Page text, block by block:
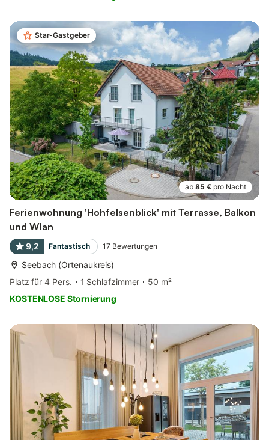
Star-Gastgeber
ab 85 € pro Nacht
Ferienwohnung 'Hohfelsenblick' mit Terrasse, Balkon
und Wlan
9,2 Fantastisch 17 Bewertungen
Seebach (Ortenaukreis)
Platz für 4 Pers.
1 Schlafzimmer
50 m²
KOSTENLOSE Stornierung